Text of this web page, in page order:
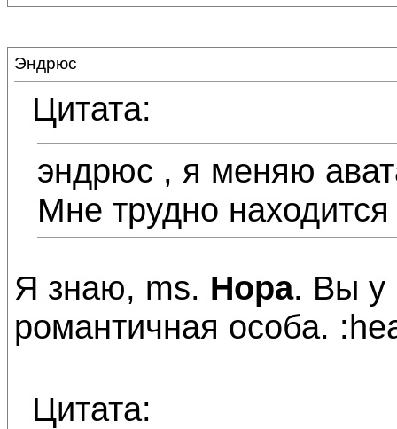
Эндрюс
Цитата:
эндрюс , я меняю
Мне трудно
Я знаю, ms. Нора. Вы у
романтичная особа.
Цитата: